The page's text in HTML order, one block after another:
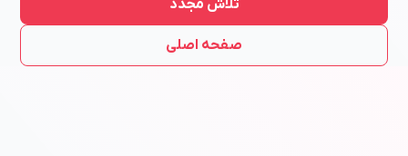
تلاش مجدد
صفحه اصلی